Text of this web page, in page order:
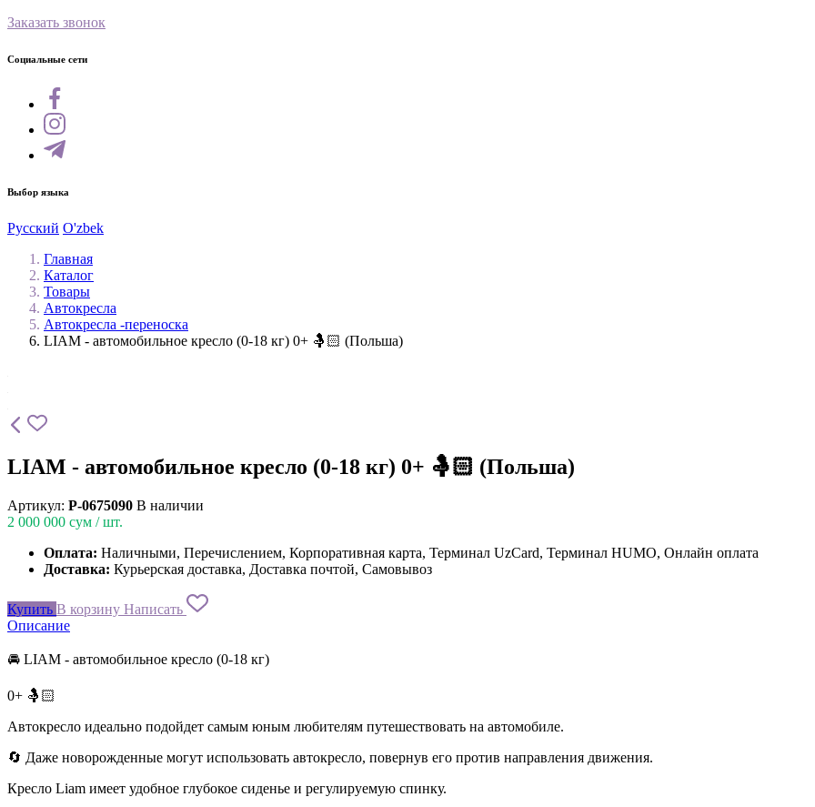
Заказать звонок
Социальные сети
Выбор языка
Русский O'zbek
Главная
Каталог
Товары
Автокресла
Автокресла -переноска
LIAM - автомобильное кресло (0-18 кг) 0+ 🤱🏻 (Польша)
LIAM - автомобильное кресло (0-18 кг) 0+ 🤱🏻 (Польша)
Артикул: P-0675090 В наличии
2 000 000 сум / шт.
Оплата: Наличными, Перечислением, Корпоративная карта, Терминал UzCard, Терминал HUMO, Онлайн оплата
Доставка: Курьерская доставка, Доставка почтой, Самовывоз
Купить В корзину Написать
Описание
🚘 LIAM - автомобильное кресло (0-18 кг)
0+ 🤱🏻
Автокресло идеально подойдет самым юным любителям путешествовать на автомобиле.
🔄 Даже новорожденные могут использовать автокресло, повернув его против направления движения.
Кресло Liam имеет удобное глубокое сиденье и регулируемую спинку.